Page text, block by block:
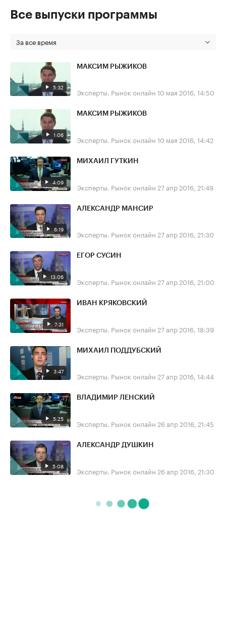
Все выпуски программы
За все время
5:32
МАКСИМ РЫЖИКОВ
Эксперты. Рынок онлайн 10 мая 2016, 14:50
1:06
МАКСИМ РЫЖИКОВ
Эксперты. Рынок онлайн 10 мая 2016, 14:42
4:09
МИХАИЛ ГУТКИН
Эксперты. Рынок онлайн 27 апр 2016, 21:49
6:19
АЛЕКСАНДР МАНСИР
Эксперты. Рынок онлайн 27 апр 2016, 21:30
13:06
ЕГОР СУСИН
Эксперты. Рынок онлайн 27 апр 2016, 21:00
7:31
ИВАН КРЯКОВСКИЙ
Эксперты. Рынок онлайн 27 апр 2016, 18:39
3:47
МИХАИЛ ПОДДУБСКИЙ
Эксперты. Рынок онлайн 27 апр 2016, 14:44
5:25
ВЛАДИМИР ЛЕНСКИЙ
Эксперты. Рынок онлайн 26 апр 2016, 21:45
5:08
АЛЕКСАНДР ДУШКИН
Эксперты. Рынок онлайн 26 апр 2016, 21:30